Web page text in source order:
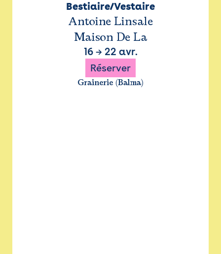
Bestiaire/Vestaire
Antoine Linsale
Maison De La
16→ 22 avr.
Réserver
Grainerie (Balma)